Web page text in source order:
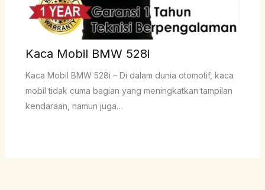
Kaca Mobil BMW 528i
Kaca Mobil BMW 528i – Di dalam dunia otomotif, kaca
mobil tidak cuma bagian yang meningkatkan tampilan
kendaraan, namun juga…